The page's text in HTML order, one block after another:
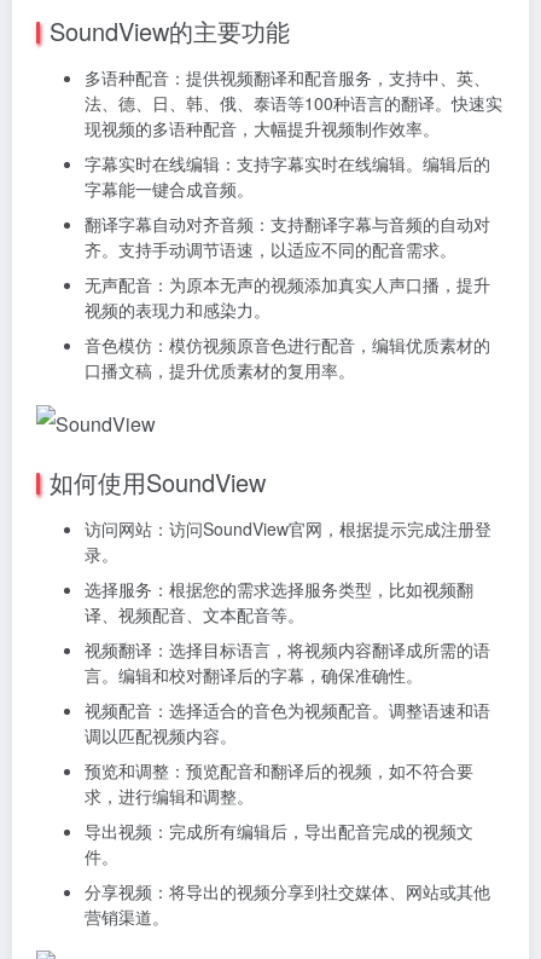
SoundView的主要功能
多语种配音：提供视频翻译和配音服务，支持中、英、
法、德、日、韩、俄、泰语等100种语言的翻译。快速实
现视频的多语种配音，大幅提升视频制作效率。
字幕实时在线编辑：支持字幕实时在线编辑。编辑后的
字幕能一键合成音频。
翻译字幕自动对齐音频：支持翻译字幕与音频的自动对
齐。支持手动调节语速，以适应不同的配音需求。
无声配音：为原本无声的视频添加真实人声口播，提升
视频的表现力和感染力。
音色模仿：模仿视频原音色进行配音，编辑优质素材的
口播文稿，提升优质素材的复用率。
如何使用SoundView
访问网站：访问SoundView官网，根据提示完成注册登
录。
选择服务：根据您的需求选择服务类型，比如视频翻
译、视频配音、文本配音等。
视频翻译：选择目标语言，将视频内容翻译成所需的语
言。编辑和校对翻译后的字幕，确保准确性。
视频配音：选择适合的音色为视频配音。调整语速和语
调以匹配视频内容。
预览和调整：预览配音和翻译后的视频，如不符合要
求，进行编辑和调整。
导出视频：完成所有编辑后，导出配音完成的视频文
件。
分享视频：将导出的视频分享到社交媒体、网站或其他
营销渠道。